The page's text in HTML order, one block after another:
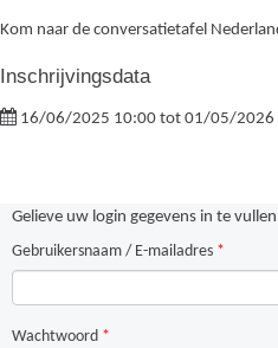
Kom naar de conversatietafel
Inschrijvingsdata
16/06/2025 10:00 tot 01/05/2026
Gelieve uw login gegevens in te
Gebruikersnaam / E-mailadres *
Wachtwoord *